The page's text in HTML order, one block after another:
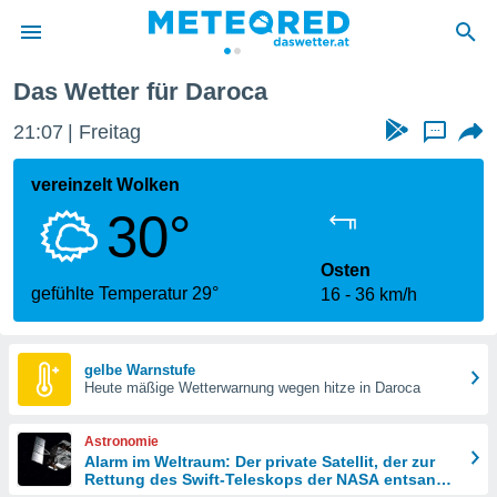
wurde
dass
sind.
diese
Das Wetter für Daroca
21:07 Freitag ...
vereinzelt Wolken
30°
gefühlte Temperatur 29°
Osten
16
36 km/h
gelbe Warnstufe
Heute mäßige Wetterwarnung wegen hitze in Daroca
Astronomie
Alarm im Weltraum: Der private Satellit, der zur
Rettung des Swift-Teleskops der NASA entsandt